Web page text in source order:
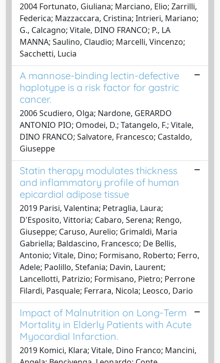
2004 Fortunato, Giuliana; Marciano, Elio; Zarrilli,
Federica; Mazzaccara, Cristina; Intrieri, Mariano;
G., Calcagno; Vitale, DINO FRANCO; P., LA
MANNA; Saulino, Claudio; Marcelli, Vincenzo;
Sacchetti, Lucia
A mannose-binding lectin-defective
haplotype is a risk factor for gastric
cancer.
2006 Scudiero, Olga; Nardone, GERARDO
ANTONIO PIO; Omodei, D.; Tatangelo, F.; Vitale,
DINO FRANCO; Salvatore, Francesco; Castaldo,
Giuseppe
Statin therapy modulates thickness
and inflammatory profile of human
epicardial adipose tissue
2019 Parisi, Valentina; Petraglia, Laura;
D'Esposito, Vittoria; Cabaro, Serena; Rengo,
Giuseppe; Caruso, Aurelio; Grimaldi, Maria
Gabriella; Baldascino, Francesco; De Bellis,
Antonio; Vitale, Dino; Formisano, Roberto; Ferro,
Adele; Paolillo, Stefania; Davin, Laurent;
Lancellotti, Patrizio; Formisano, Pietro; Perrone
Filardi, Pasquale; Ferrara, Nicola; Leosco, Dario
Impact of Malnutrition on Long-Term
Mortality in Elderly Patients with Acute
Myocardial Infarction.
2019 Komici, Klara; Vitale, Dino Franco; Mancini,